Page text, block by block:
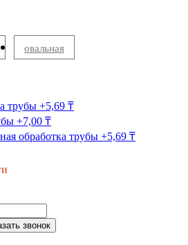
овальная
трубы +5,69 ₸
+7,00 ₸
обработка трубы +5,69 ₸
звонок